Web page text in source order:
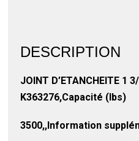
DESCRIPTION
JOINT D’ETANCHEITE 1
K363276,Capacité (lbs)
3500,,Information